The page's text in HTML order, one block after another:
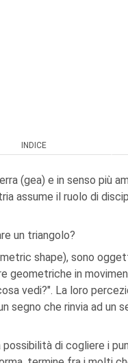
INDICE
(gea) e in senso più
assume il ruolo di
un triangolo?
shape), sono
geometriche in
vedi?". La loro
segno che rinvia ad un
di cogliere i